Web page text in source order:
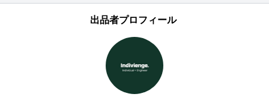
出品者プロフィール